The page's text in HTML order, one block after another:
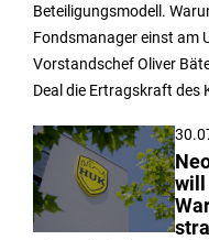
Beteiligungsmodell.
Fondsmanager einst am
Vorstandschef Oliver
Deal die Ertragskraft des
will